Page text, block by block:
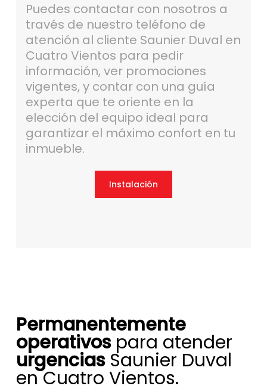
Puedes contactar con nosotros a
través de nuestro teléfono de
atención al cliente Saunier Duval en
Cuatro Vientos para pedir
información, ver promociones
vigentes, y contar con una guía
experta que te oriente en la
elección del equipo ideal para
garantizar el máximo confort en tu
inmueble.
Instalación
Permanentemente
operativospara atender
urgenciasSaunier Duval
en Cuatro Vientos.